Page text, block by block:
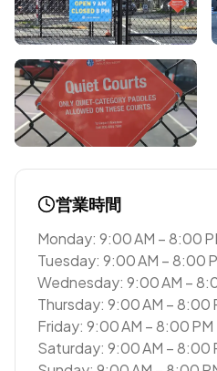
営業時間
Monday: 9:00 AM – 8:00
Tuesday: 9:00 AM – 8:00
Wednesday: 9:00 AM –
Thursday: 9:00 AM – 8:00
Friday: 9:00 AM – 8:00 PM
Saturday: 9:00 AM – 8:00